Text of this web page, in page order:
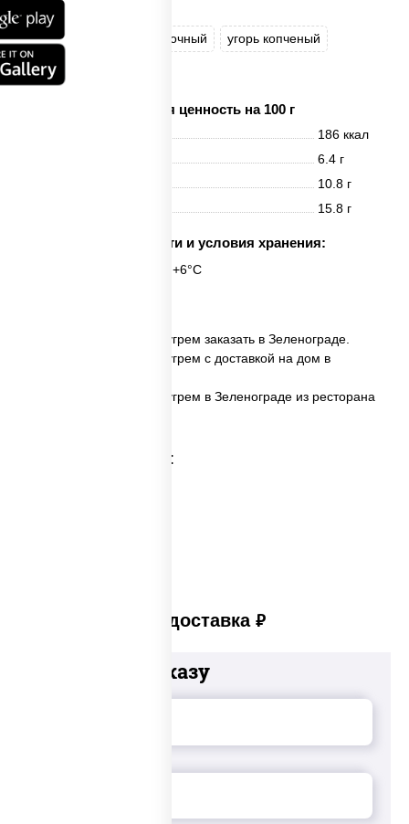
рис сыр сливочный угорь копченый
соус "Унаги"
Пищевая ценность на 100 г
186 ккал
6.4 г
10.8 г
15.8 г
Срок годности и условия хранения:
6 часов при t° от +2°C до +6°C
✅ Филадельфия ролл с угрем заказать в Зеленограде.
✅ Филадельфия ролл с угрем с доставкой на дом в
✅ Филадельфия ролл с угрем в Зеленограде из ресторана
Категории товара:
Платная доставка руб
Добавьте к заказу